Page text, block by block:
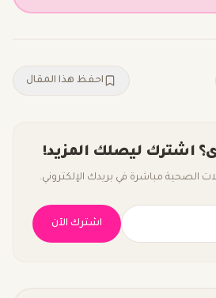
احفظ هذا المقال
اشترك ليصلك المزيد!
الصحية مباشرة في بريدك الإلكتروني.
اشترك الآن